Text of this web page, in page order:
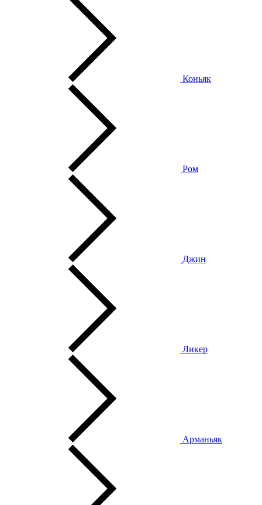
Коньяк
Ром
Джин
Ликер
Арманьяк